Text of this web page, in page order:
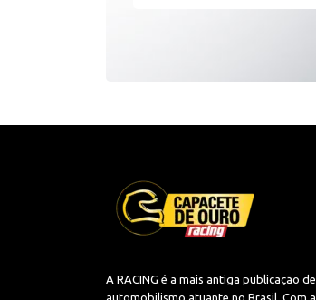
A RACING é a mais antiga publicação de
automobilismo atuante no Brasil. Com a